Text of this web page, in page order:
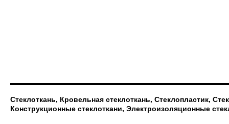
Стеклоткань, Кровельная стеклоткань, Стеклопластик,
Конструкционные стеклоткани, Электроизоляционные